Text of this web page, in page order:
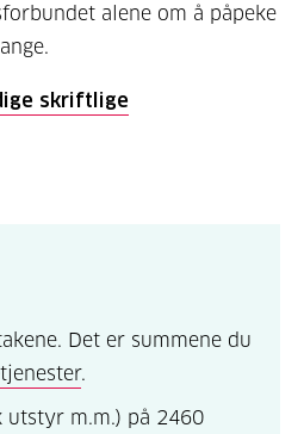
alene om å påpeke
skriftlige
Det er summene du
.
utstyr m.m.) på 2460